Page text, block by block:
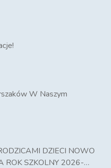
W Naszym
DZIECI NOWO
ROK SZKOLNY 2026-